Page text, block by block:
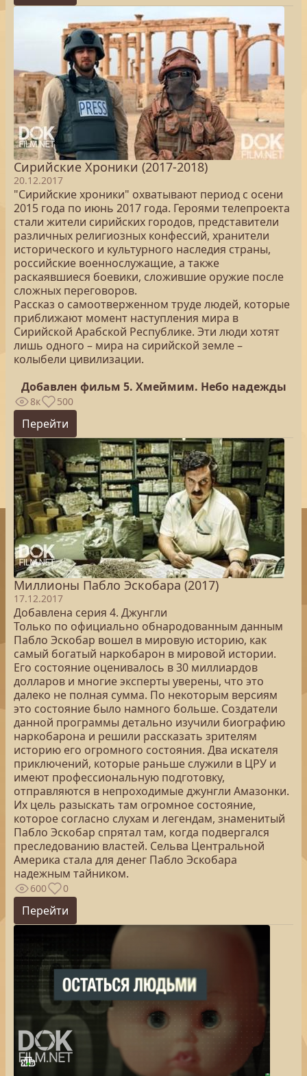
Сирийские Хроники (2017-2018)
20.12.2017
"Сирийские хроники" охватывают период с осени
2015 года по июнь 2017 года. Героями телепроекта
стали жители сирийских городов, представители
различных религиозных конфессий, хранители
исторического и культурного наследия страны,
российские военнослужащие, а также
раскаявшиеся боевики, сложившие оружие после
сложных переговоров.
Рассказ о самоотверженном труде людей, которые
приближают момент наступления мира в
Сирийской Арабской Республике. Эти люди хотят
лишь одного – мира на сирийской земле –
колыбели цивилизации.
Добавлен фильм 5. Хмеймим. Небо надежды
8к 500
Перейти
Миллионы Пабло Эскобара (2017)
17.12.2017
Добавлена серия 4. Джунгли
Только по официально обнародованным данным
Пабло Эскобар вошел в мировую историю, как
самый богатый наркобарон в мировой истории.
Его состояние оценивалось в 30 миллиардов
долларов и многие эксперты уверены, что это
далеко не полная сумма. По некоторым версиям
это состояние было намного больше. Создатели
данной программы детально изучили биографию
наркобарона и решили рассказать зрителям
историю его огромного состояния. Два искателя
приключений, которые раньше служили в ЦРУ и
имеют профессиональную подготовку,
отправляются в непроходимые джунгли Амазонки.
Их цель разыскать там огромное состояние,
которое согласно слухам и легендам, знаменитый
Пабло Эскобар спрятал там, когда подвергался
преследованию властей. Сельва Центральной
Америка стала для денег Пабло Эскобара
надежным тайником.
600 0
Перейти